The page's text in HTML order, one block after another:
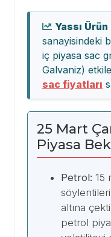
Yassı
sanayisindeki
iç piyasa sac
Galvaniz)
sac fiyatları
25 Mart
Piyasa
Petrol: 15
altına
petrol